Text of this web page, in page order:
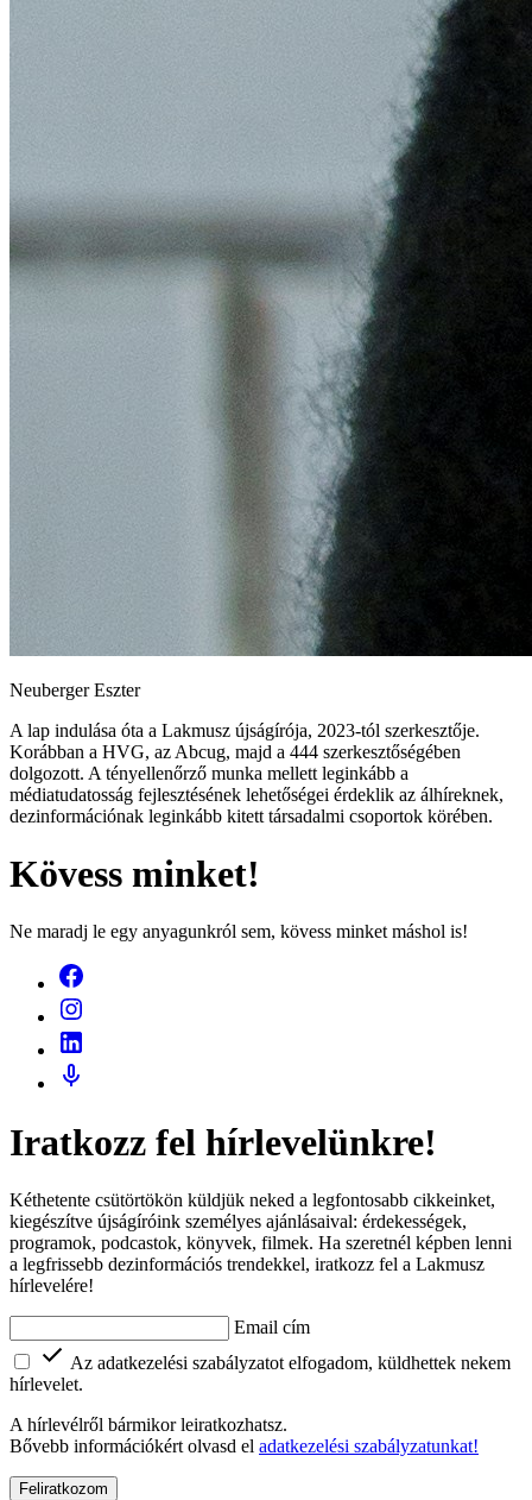
Neuberger Eszter
A lap indulása óta a Lakmusz újságírója, 2023-tól szerkesztője.
Korábban a HVG, az Abcug, majd a 444 szerkesztőségében
dolgozott. A tényellenőrző munka mellett leginkább a
médiatudatosság fejlesztésének lehetőségei érdeklik az álhíreknek,
dezinformációnak leginkább kitett társadalmi csoportok körében.
Kövess minket!
Ne maradj le egy anyagunkról sem, kövess minket máshol is!
Iratkozz fel hírlevelünkre!
Kéthetente csütörtökön küldjük neked a legfontosabb cikkeinket,
kiegészítve újságíróink személyes ajánlásaival: érdekességek,
programok, podcastok, könyvek, filmek. Ha szeretnél képben lenni
a legfrissebb dezinformációs trendekkel, iratkozz fel a Lakmusz
hírlevelére!
Email cím
Az adatkezelési szabályzatot elfogadom, küldhettek nekem
hírlevelet.
A hírlevélről bármikor leiratkozhatsz.
Bővebb információkért olvasd el adatkezelési szabályzatunkat!
Feliratkozom